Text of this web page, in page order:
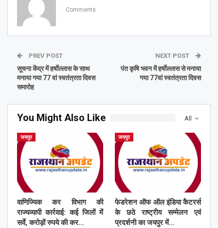
Comments
PREV POST
सूचना केंद्र में हर्षाेल्लास के साथ
मनाया गया 77 वां स्वतंत्रता दिवस
समारोह
NEXT POST
पंत कृषि भवन में हर्षाेल्लास से मनाया
गया 77वां स्वतंत्रता दिवस
All
You Might Also Like
जयपुर
वाणिज्यिक कर विभाग की
राज्यव्यापी कार्रवाई: कई जिलों में
सर्वे, करोड़ों रुपये की कर…
जयपुर
फेडरेशन ऑफ ऑल इंडिया कैटरर्स
के छठे राष्ट्रीय सम्मेलन एवं
प्रदर्शनी का जयपुर में…